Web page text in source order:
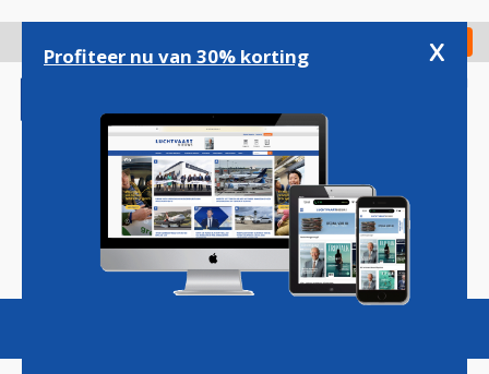
gaan
Check in
Magazine Podcasts Vacatures
Profiteer nu van 30% korting x